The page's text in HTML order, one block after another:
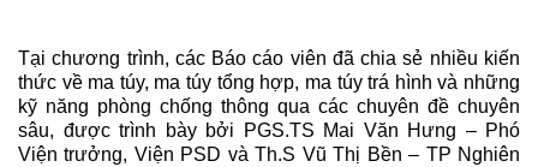
Tại chương trình, các Báo cáo viên đã chia sẻ nhiều kiến
thức về ma túy, ma túy tổng hợp, ma túy trá hình và những
kỹ năng phòng chống thông qua các chuyên đề chuyên
sâu, được trình bày bởi PGS.TS Mai Văn Hưng – Phó
Viện trưởng, Viện PSD và Th.S Vũ Thị Bền – TP Nghiên